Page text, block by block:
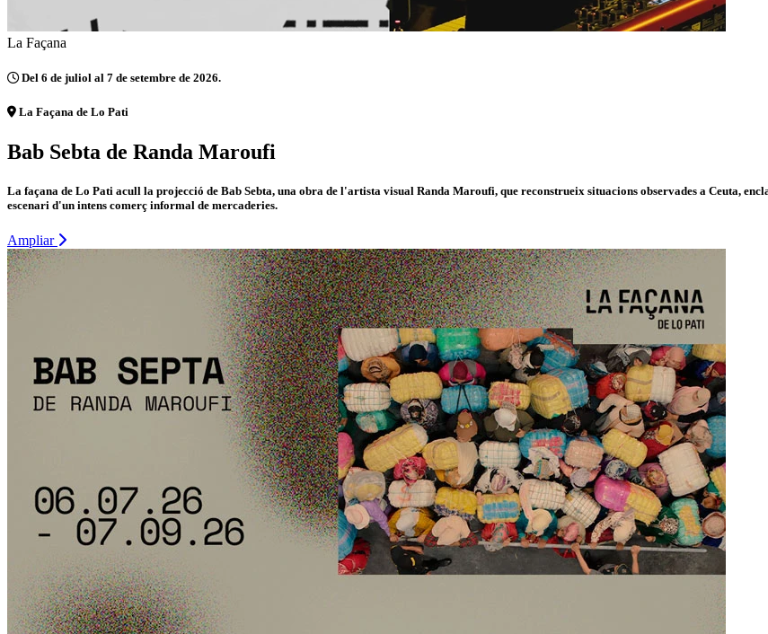
La Façana
Del 6 de juliol al 7 de setembre de 2026.
La Façana de Lo Pati
Bab Sebta de Randa Maroufi
La façana de Lo Pati acull la projecció de Bab Sebta, una obra de l'artista visual Randa Maroufi, que reconstrueix situacions observades a Ceuta,
escenari d'un intens comerç informal de mercaderies.
Ampliar